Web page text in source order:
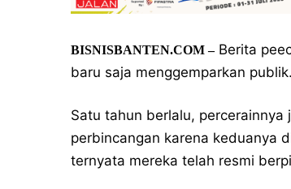
BISNISBANTEN.COM –Berita
baru saja menggemparkan publik.
Satu tahun berlalu,
perbincangan karena keduanya
ternyata mereka telah resmi